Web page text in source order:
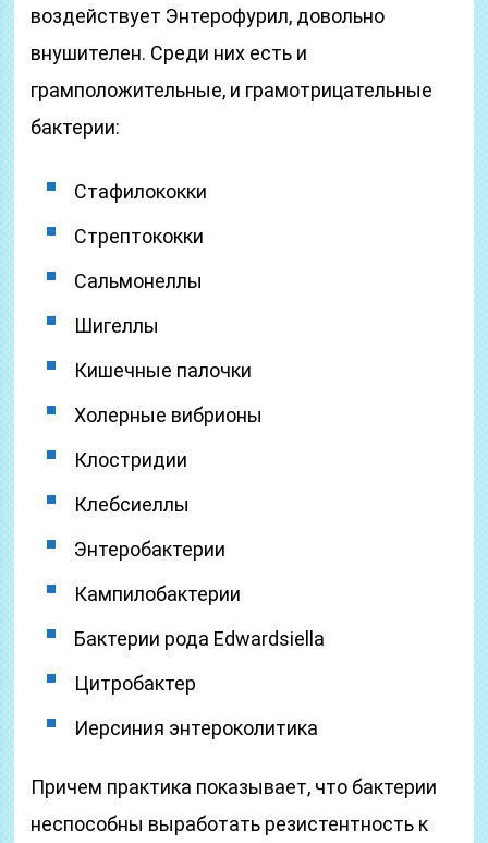
воздействует Энтерофурил, довольно
внушителен. Среди них есть и
грамположительные, и грамотрицательные
бактерии:
Стафилококки
Стрептококки
Сальмонеллы
Шигеллы
Кишечные палочки
Холерные вибрионы
Клостридии
Клебсиеллы
Энтеробактерии
Кампилобактерии
Бактерии рода Edwardsiella
Цитробактер
Иерсиния энтероколитика
Причем практика показывает, что бактерии
неспособны выработать резистентность к